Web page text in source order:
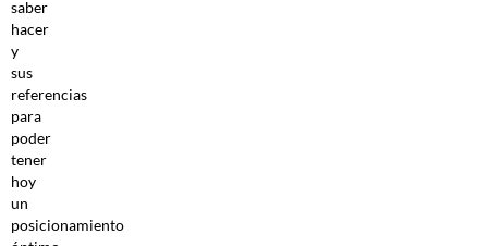
saber
hacer
y
sus
referencias
para
poder
tener
hoy
un
posicionamiento